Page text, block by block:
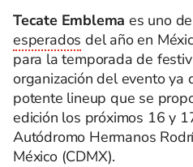
Tecate Emblema es uno de
esperados del año en
para la temporada de
organización del evento ya
potente lineup que se
edición los próximos 16 y
Autódromo Hermanos
México (CDMX).